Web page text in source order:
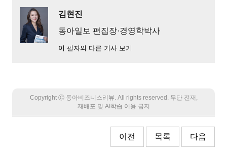
김현진
동아일보 편집장·경영학박사
이 필자의 다른 기사 보기
Copyright Ⓒ 동아비즈니스리뷰. All rights reserved. 무단 전재,
재배포 및 AI학습 이용 금지
이전 목록 다음